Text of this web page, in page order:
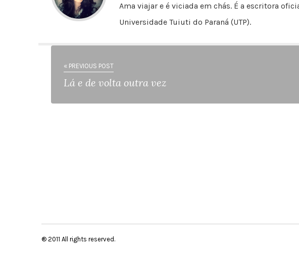
Ama viajar e é viciada em chás. É a escritora
Universidade Tuiuti do Paraná (UTP).
« PREVIOUS POST
Lá e de volta outra vez
® 2011 All rights reserved.